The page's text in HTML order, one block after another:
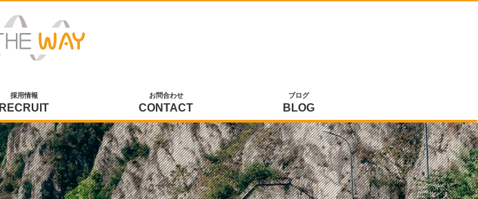
採用情報
RECRUIT
お問合わせ
CONTACT
ブログ
BLOG